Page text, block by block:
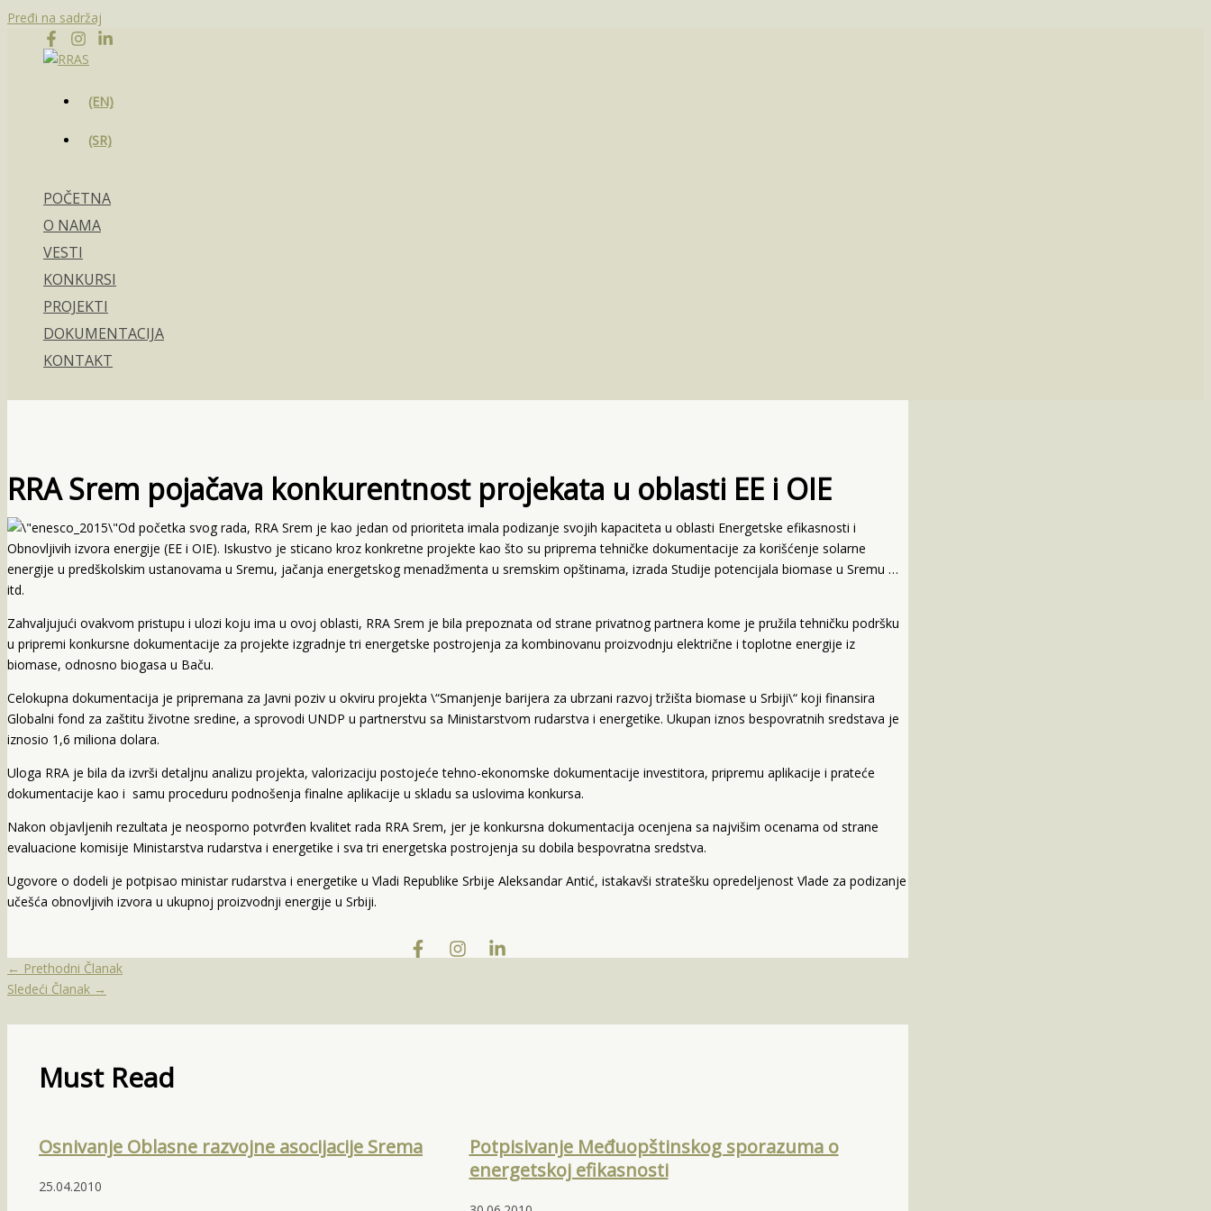
Pređi na sadržaj
(EN)
(SR)
POČETNA
O NAMA
VESTI
KONKURSI
PROJEKTI
DOKUMENTACIJA
KONTAKT
RRA Srem pojačava konkurentnost projekata u oblasti EE i OIE
Od početka svog rada, RRA Srem je kao jedan od prioriteta imala podizanje svojih kapaciteta u oblasti Energetske efikasnosti i
Obnovljivih izvora energije (EE i OIE). Iskustvo je sticano kroz konkretne projekte kao što su priprema tehničke dokumentacije za korišćenje solarne
energije u predškolskim ustanovama u Sremu, jačanja energetskog menadžmenta u sremskim opštinama, izrada Studije potencijala biomase u Sremu …
itd.
Zahvaljujući ovakvom pristupu i ulozi koju ima u ovoj oblasti, RRA Srem je bila prepoznata od strane privatnog partnera kome je pružila tehničku podršku
u pripremi konkursne dokumentacije za projekte izgradnje tri energetske postrojenja za kombinovanu proizvodnju električne i toplotne energije iz
biomase, odnosno biogasa u Baču.
Celokupna dokumentacija je pripremana za Javni poziv u okviru projekta \“Smanjenje barijera za ubrzani razvoj tržišta biomase u Srbiji\“ koji finansira
Globalni fond za zaštitu životne sredine, a sprovodi UNDP u partnerstvu sa Ministarstvom rudarstva i energetike. Ukupan iznos bespovratnih sredstava je
iznosio 1,6 miliona dolara.
Uloga RRA je bila da izvrši detaljnu analizu projekta, valorizaciju postojeće tehno-ekonomske dokumentacije investitora, pripremu aplikacije i prateće
dokumentacije kao i samu proceduru podnošenja finalne aplikacije u skladu sa uslovima konkursa.
Nakon objavljenih rezultata je neosporno potvrđen kvalitet rada RRA Srem, jer je konkursna dokumentacija ocenjena sa najvišim ocenama od strane
evaluacione komisije Ministarstva rudarstva i energetike i sva tri energetska postrojenja su dobila bespovratna sredstva.
Ugovore o dodeli je potpisao ministar rudarstva i energetike u Vladi Republike Srbije Aleksandar Antić, istakavši stratešku opredeljenost Vlade za podizanje
učešća obnovljivih izvora u ukupnoj proizvodnji energije u Srbiji.
← Prethodni Članak
Sledeći Članak →
Must Read
Osnivanje Oblasne razvojne asocijacije Srema
25.04.2010
Potpisivanje Međuopštinskog sporazuma o
energetskoj efikasnosti